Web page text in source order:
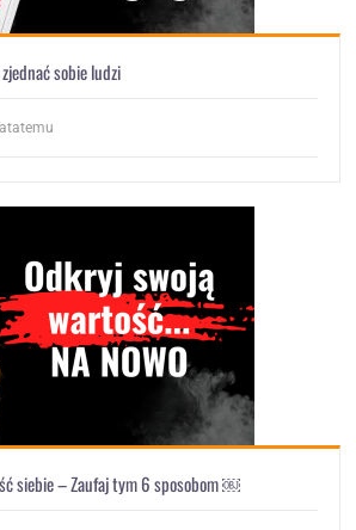
sobie ludzi
siebie – Zaufaj tym 6 sposobom ￼